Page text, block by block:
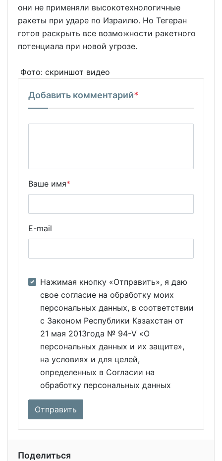
они не применяли высокотехнологичные
ракеты при ударе по Израилю. Но Тегеран
готов раскрыть все возможности ракетного
потенциала при новой угрозе.
Фото: скриншот видео
Добавить комментарий*
Ваше имя*
E-mail
Нажимая кнопку «Отправить», я даю
свое согласие на обработку моих
персональных данных, в соответствии
с Законом Республики Казахстан от
21 мая 2013года № 94-V «О
персональных данных и их защите»,
на условиях и для целей,
определенных в Согласии на
обработку персональных данных
Поделиться